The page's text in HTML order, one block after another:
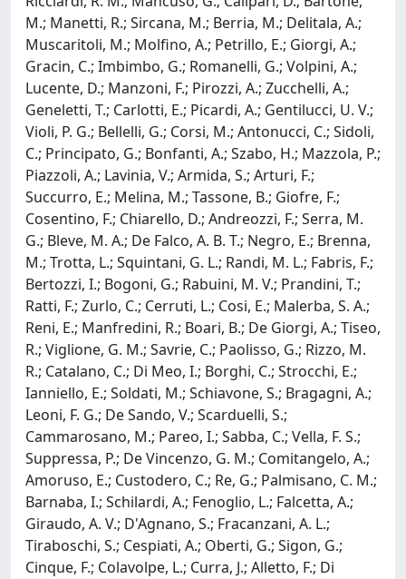
M.; Manetti, R.; Sircana, M.; Berria, M.; Delitala, A.;
Muscaritoli, M.; Molfino, A.; Petrillo, E.; Giorgi, A.;
Gracin, C.; Imbimbo, G.; Romanelli, G.; Volpini, A.;
Lucente, D.; Manzoni, F.; Pirozzi, A.; Zucchelli, A.;
Geneletti, T.; Carlotti, E.; Picardi, A.; Gentilucci, U. V.;
Violi, P. G.; Bellelli, G.; Corsi, M.; Antonucci, C.; Sidoli,
C.; Principato, G.; Bonfanti, A.; Szabo, H.; Mazzola, P.;
Piazzoli, A.; Lavinia, V.; Armida, S.; Arturi, F.;
Succurro, E.; Melina, M.; Tassone, B.; Giofre, F.;
Cosentino, F.; Chiarello, D.; Andreozzi, F.; Serra, M.
G.; Bleve, M. A.; De Falco, A. B. T.; Negro, E.; Brenna,
M.; Trotta, L.; Squintani, G. L.; Randi, M. L.; Fabris, F.;
Bertozzi, I.; Bogoni, G.; Rabuini, M. V.; Prandini, T.;
Ratti, F.; Zurlo, C.; Cerruti, L.; Cosi, E.; Malerba, S. A.;
Reni, E.; Manfredini, R.; Boari, B.; De Giorgi, A.; Tiseo,
R.; Viglione, G. M.; Savrie, C.; Paolisso, G.; Rizzo, M.
R.; Catalano, C.; Di Meo, I.; Borghi, C.; Strocchi, E.;
Ianniello, E.; Soldati, M.; Schiavone, S.; Bragagni, A.;
Leoni, F. G.; De Sando, V.; Scarduelli, S.;
Cammarosano, M.; Pareo, I.; Sabba, C.; Vella, F. S.;
Suppressa, P.; De Vincenzo, G. M.; Comitangelo, A.;
Amoruso, E.; Custodero, C.; Re, G.; Palmisano, C. M.;
Barnaba, I.; Schilardi, A.; Fenoglio, L.; Falcetta, A.;
Giraudo, A. V.; D'Agnano, S.; Fracanzani, A. L.;
Tiraboschi, S.; Cespiati, A.; Oberti, G.; Sigon, G.;
Cinque, F.; Colavolpe, L.; Curra, J.; Alletto, F.; Di